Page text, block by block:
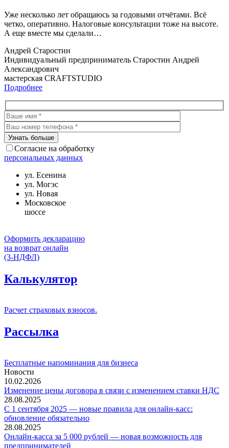
Уже несколько лет обращаюсь за годовыми отчётами. Всё
четко, оперативно. Налоговые консультации тоже на высоте.
А еще вместе мы сделали…
Андрей Старостин
Индивидуальный предприниматель Старостин Андрей
Александрович
мастерская СRAFTSTUDIO
Подробнее
Согласие на обработку
персональных данных
ул. Есенина
ул. Могэс
ул. Новая
Московское
шоссе
Оформить декларацию
на возврат онлайн
(3-НДФЛ)
Калькулятор
Расчет страховых взносов.
Рассылка
Бесплатные напоминания для бизнеса
Новости
10.02.2026
Изменение цены договора в связи с изменением ставки НДС
28.08.2025
С 1 сентября 2025 — новые правила для онлайн-касс:
обновление обязательно
28.08.2025
Онлайн-касса за 5 000 рублей — новая возможность для
предпринимателей